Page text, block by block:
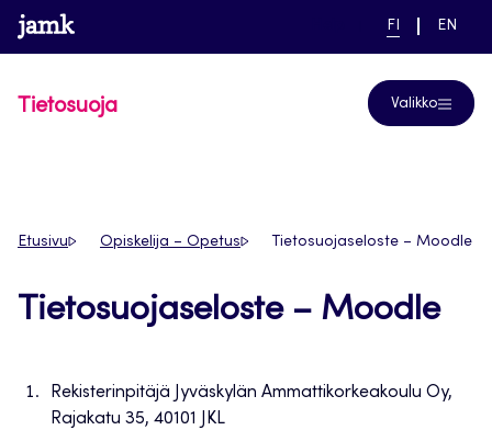
Siirry
suoraan
www.jamk.fi linkki pääsivustolle
NYKYINEN
FI
VAIHDA
EN
Tietosuoja Valikko
Etusivu Opiskelija – Opetus Tietosuojaseloste – Moodle
Tietosuojaseloste – Moodle
Rekisterinpitäjä Jyväskylän Ammattikorkeakoulu Oy,
Rajakatu 35, 40101 JKL